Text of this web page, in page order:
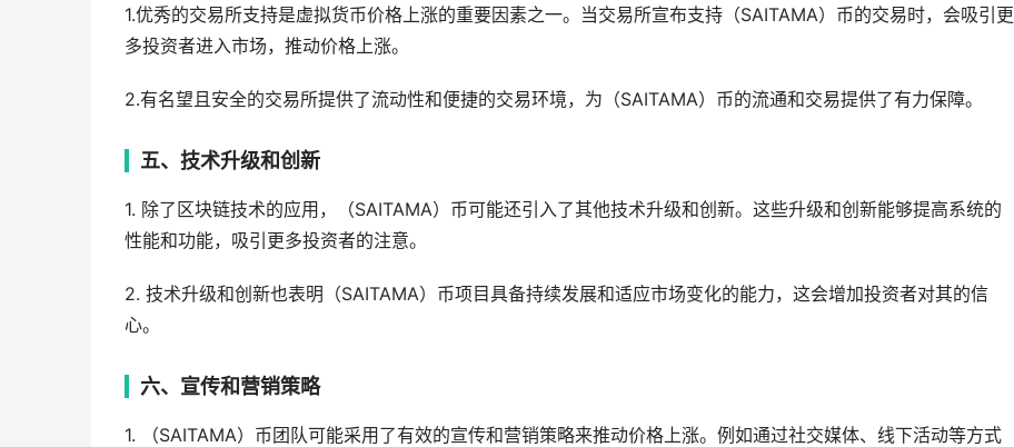
1.优秀的交易所支持是虚拟货币价格上涨的重要因素之一。当交易所宣布支持（SAITAMA）币的交易时，会吸引更
多投资者进入市场，推动价格上涨。
2.有名望且安全的交易所提供了流动性和便捷的交易环境，为（SAITAMA）币的流通和交易提供了有力保障。
五、技术升级和创新
1. 除了区块链技术的应用，（SAITAMA）币可能还引入了其他技术升级和创新。这些升级和创新能够提高系统的
性能和功能，吸引更多投资者的注意。
2. 技术升级和创新也表明（SAITAMA）币项目具备持续发展和适应市场变化的能力，这会增加投资者对其的信
心。
六、宣传和营销策略
1. （SAITAMA）币团队可能采用了有效的宣传和营销策略来推动价格上涨。例如通过社交媒体、线下活动等方式